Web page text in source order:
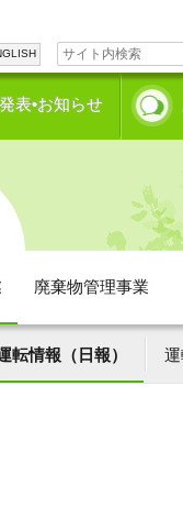
表•お知らせ
廃棄物管理事業
転情報（日報）